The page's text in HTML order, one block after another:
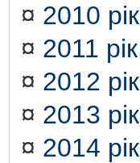
¤ 2010 рік
¤ 2011 рік
¤ 2012 рік
¤ 2013 рік
¤ 2014 рік